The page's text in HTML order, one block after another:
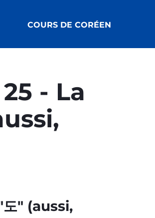
COURS DE CORÉEN
- La
" (aussi,